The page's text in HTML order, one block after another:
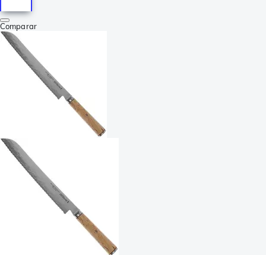
Comparar